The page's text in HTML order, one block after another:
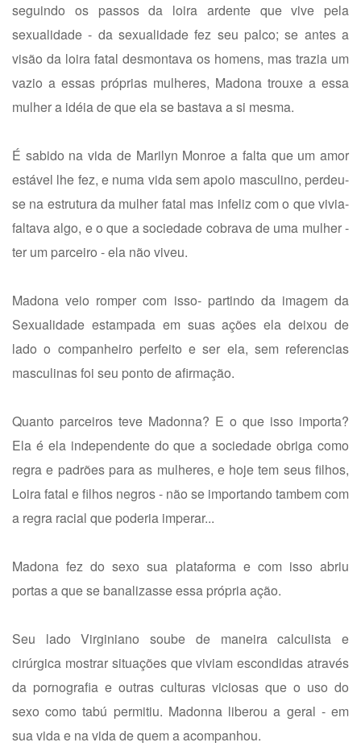
seguindo os passos da loira ardente que vive pela
sexualidade - da sexualidade fez seu palco; se antes a
visão da loira fatal desmontava os homens, mas trazia um
vazio a essas próprias mulheres, Madona trouxe a essa
mulher a idéia de que ela se bastava a si mesma.
É sabido na vida de Marilyn Monroe a falta que um amor
estável lhe fez, e numa vida sem apoio masculino, perdeu-
se na estrutura da mulher fatal mas infeliz com o que vivia-
faltava algo, e o que a sociedade cobrava de uma mulher -
ter um parceiro - ela não viveu.
Madona veio romper com isso- partindo da imagem da
Sexualidade estampada em suas ações ela deixou de
lado o companheiro perfeito e ser ela, sem referencias
masculinas foi seu ponto de afirmação.
Quanto parceiros teve Madonna? E o que isso importa?
Ela é ela independente do que a sociedade obriga como
regra e padrões para as mulheres, e hoje tem seus filhos,
Loira fatal e filhos negros - não se importando tambem com
a regra racial que poderia imperar...
Madona fez do sexo sua plataforma e com isso abriu
portas a que se banalizasse essa própria ação.
Seu lado Virginiano soube de maneira calculista e
cirúrgica mostrar situações que viviam escondidas através
da pornografia e outras culturas viciosas que o uso do
sexo como tabú permitiu. Madonna liberou a geral - em
sua vida e na vida de quem a acompanhou.